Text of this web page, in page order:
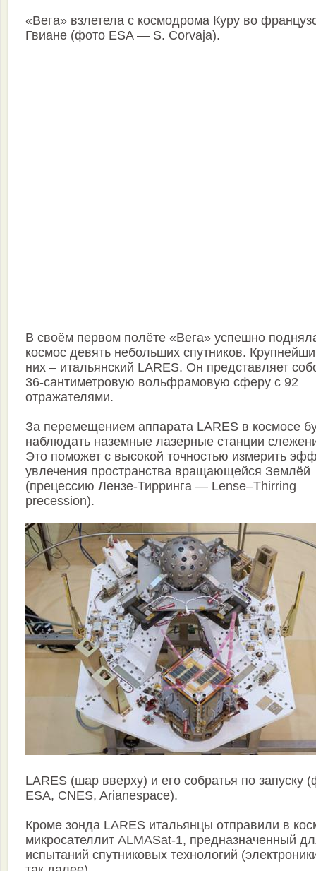
«Вега» взлетела с космодрома Куру во
Гвиане (фото ESA — S. Corvaja).
В своём первом полёте «Вега» успешно
космос девять небольших спутников.
них – итальянский LARES. Он представляет
36-сантиметровую вольфрамовую сферу с 92
отражателями.
За перемещением аппарата LARES в космосе
наблюдать наземные лазерные станции
Это поможет с высокой точностью измерить
увлечения пространства вращающейся Землёй
(прецессию Лензе-Тирринга — Lense–Thirring
precession).
LARES (шар вверху) и его собратья по запуску
ESA, CNES, Arianespace).
Кроме зонда LARES итальянцы отправили в
микросателлит ALMASat-1, предназначенный
испытаний спутниковых технологий